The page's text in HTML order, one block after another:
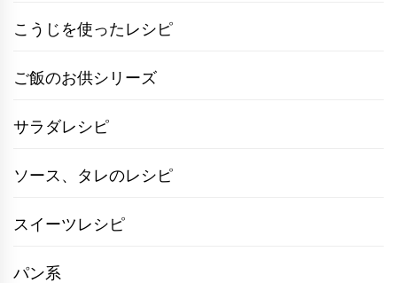
こうじを使ったレシピ
ご飯のお供シリーズ
サラダレシピ
ソース、タレのレシピ
スイーツレシピ
パン系